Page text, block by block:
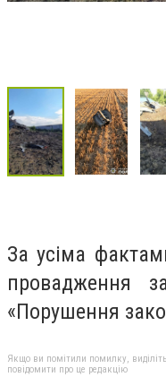
За усіма
провадження
«Порушення
Якщо ви помітили помилку,
повідомити про це редакцію